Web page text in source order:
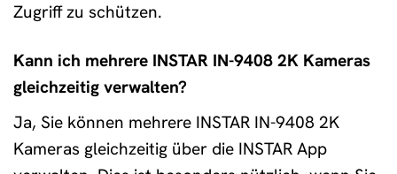
Zugriff zu schützen.
Kann ich mehrere INSTAR IN-9408 2K Kameras
gleichzeitig verwalten?
Ja, Sie können mehrere INSTAR IN-9408 2K
Kameras gleichzeitig über die INSTAR App